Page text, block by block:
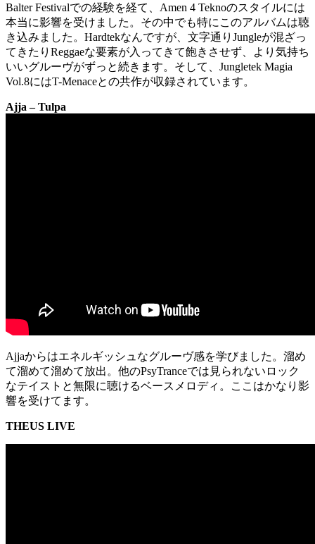
Balter Festivalでの経験を経て、Amen 4 Teknoのスタイルには
本当に影響を受けました。その中でも特にこのアルバムは聴
き込みました。Hardtekなんですが、文字通りJungleが混ざっ
てきたりReggaeな要素が入ってきて飽きさせず、より気持ち
いいグルーヴがずっと続きます。そして、Jungletek Magia
Vol.8にはT-Menaceとの共作が収録されています。
Ajja – Tulpa
Ajjaからはエネルギッシュなグルーヴ感を学びました。溜め
て溜めて溜めて放出。他のPsyTranceでは見られないロック
なテイストと無限に聴けるベースメロディ。ここはかなり影
響を受けてます。
THEUS LIVE